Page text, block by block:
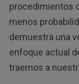
procedimientos
menos
demuestra una
enfoque actual
traemos a